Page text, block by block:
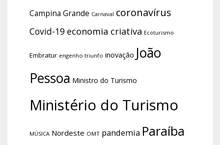
Campina Grande Carnaval coronavírus
Covid-19 economia criativa Ecoturismo
Embratur engenho triunfo inovação João
Pessoa Ministro do Turismo
Ministério do Turismo
MÚSICA Nordeste OMT pandemia Paraíba